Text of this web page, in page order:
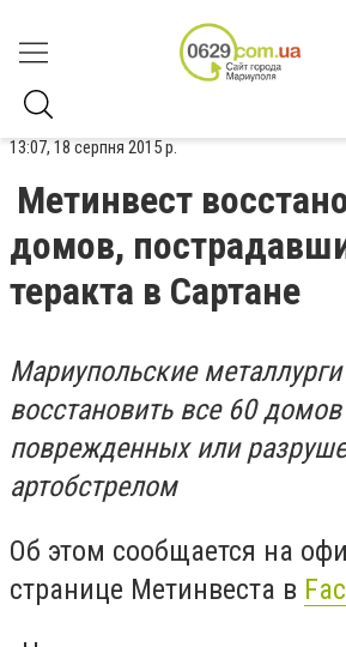
13:07, 18 серпня 2015 р.
Метинвест
домов,
теракта в Сартане
Мариупольские
восстановить все 60
поврежденных или
артобстрелом
Об этом сообщается на
странице Метинвеста в